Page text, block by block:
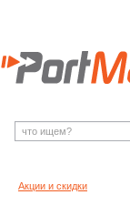
Акции и скидки